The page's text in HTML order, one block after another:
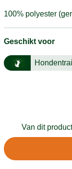
100% polyester
Geschikt voor
Van dit